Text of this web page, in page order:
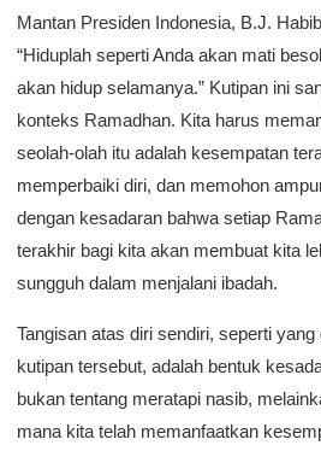
Mantan Presiden Indonesia, B.J.
“Hiduplah seperti Anda akan mati
akan hidup selamanya.” Kutipan ini
konteks Ramadhan. Kita harus
seolah-olah itu adalah kesempatan
memperbaiki diri, dan memohon
dengan kesadaran bahwa setiap
terakhir bagi kita akan membuat kita
sungguh dalam menjalani ibadah.
Tangisan atas diri sendiri, seperti
kutipan tersebut, adalah bentuk
bukan tentang meratapi nasib,
mana kita telah memanfaatkan